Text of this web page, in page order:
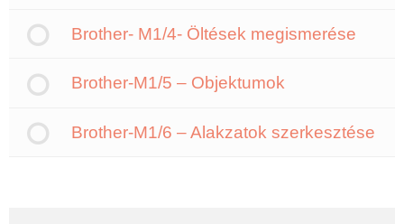
Brother- M1/4- Öltések megismerése
Brother-M1/5 – Objektumok
Brother-M1/6 – Alakzatok szerkesztése